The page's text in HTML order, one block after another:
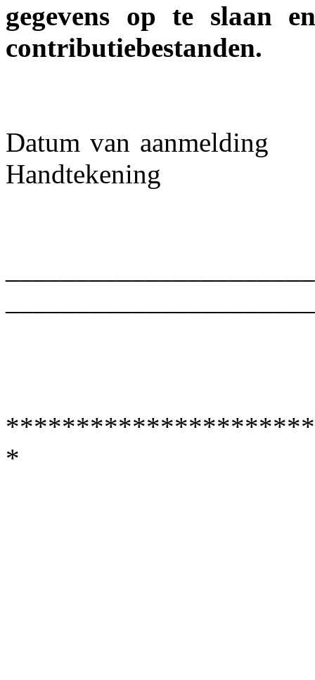
gegevens op te slaan
contributiebestanden.
Datum van aanmelding
Handtekening
*